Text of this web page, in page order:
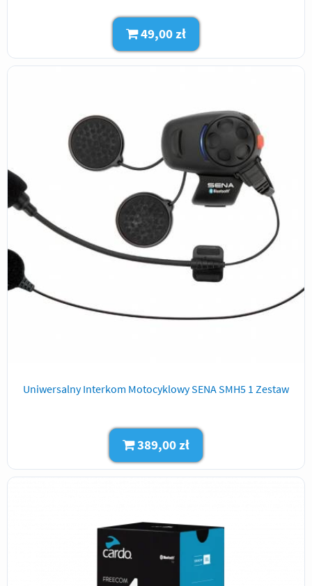
49,00 zł
Uniwersalny Interkom Motocyklowy SENA SMH5 1 Zestaw
389,00 zł